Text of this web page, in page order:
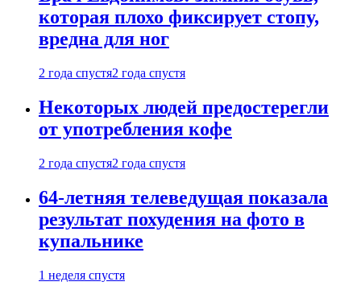
которая плохо фиксирует стопу,
вредна для ног
2 года спустя2 года спустя
Некоторых людей предостерегли
от употребления кофе
2 года спустя2 года спустя
64-летняя телеведущая показала
результат похудения на фото в
купальнике
1 неделя спустя